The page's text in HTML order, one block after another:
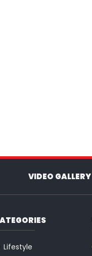
VIDEO GALLERY
Lifestyle